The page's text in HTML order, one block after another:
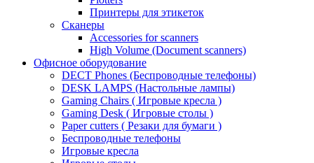
Принтеры для этикеток
Сканеры
Accessories for scanners
High Volume (Document scanners)
Офисное оборудование
DECT Phones (Беспроводные телефоны)
DESK LAMPS (Настольные лампы)
Gaming Chairs ( Игровые кресла )
Gaming Desk ( Игровые столы )
Paper cutters ( Резаки для бумаги )
Беспроводные телефоны
Игровые кресла